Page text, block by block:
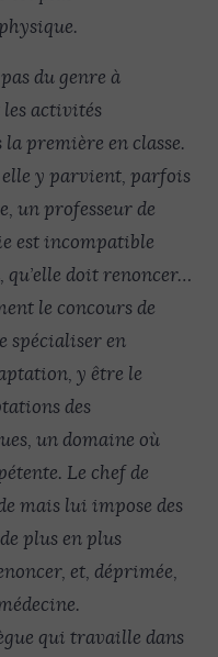
du genre à
activités
première en classe.
elle y parvient, parfois
un professeur de
est incompatible
qu’elle doit renoncer…
le concours de
spécialiser en
y être le
des
un domaine où
Le chef de
mais lui impose des
plus en plus
et, déprimée,
qui travaille dans